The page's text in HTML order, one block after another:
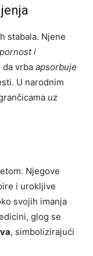
stabala. Njene
i
vrba apsorbuje
U narodnim
uz
Njegove
i urokljive
svojih imanja
glog se
, simbolizirajući